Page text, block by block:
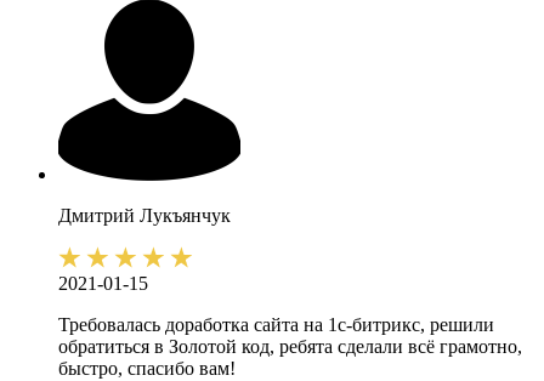
Дмитрий Лукъянчук
2021-01-15
Требовалась доработка сайта на 1с-битрикс, решили
обратиться в Золотой код, ребята сделали всё грамотно,
быстро, спасибо вам!